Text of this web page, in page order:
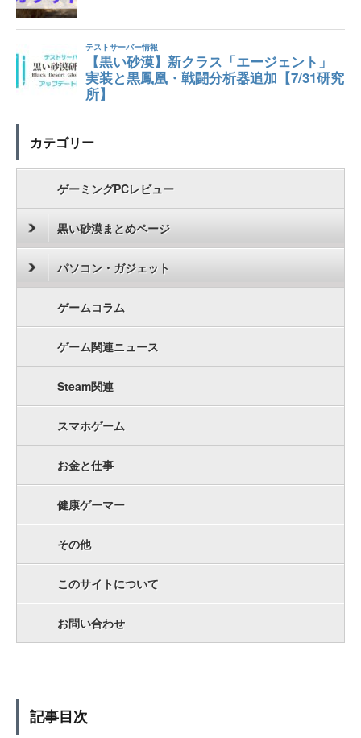
カテゴリー
ゲーミングPCレビュー
黒い砂漠まとめページ
パソコン・ガジェット
ゲームコラム
ゲーム関連ニュース
Steam関連
スマホゲーム
お金と仕事
健康ゲーマー
その他
このサイトについて
お問い合わせ
記事目次